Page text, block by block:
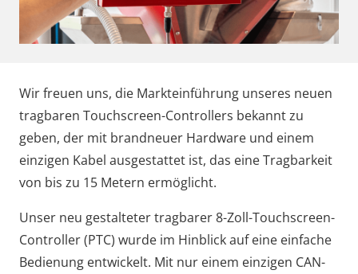
Wir freuen uns, die Markteinführung unseres neuen
tragbaren Touchscreen-Controllers bekannt zu
geben, der mit brandneuer Hardware und einem
einzigen Kabel ausgestattet ist, das eine Tragbarkeit
von bis zu 15 Metern ermöglicht.
Unser neu gestalteter tragbarer 8-Zoll-Touchscreen-
Controller (PTC) wurde im Hinblick auf eine einfache
Bedienung entwickelt. Mit nur einem einzigen CAN-